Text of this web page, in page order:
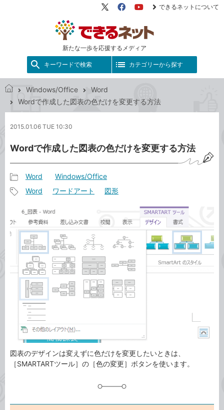
新たな一歩を応援するメディア
X（旧
FacebookYouTube
できるネットについて
キーワードで検索 カテゴリーから探す
で
ネ
ト
Windows/Office
Word
Wordで作成した図表の色だけを変更する方法
2015.01.06 TUE 10:30
Wordで作成した図表の色だけを変更する方法
事
カ
ゴ
リ
Word Windows/Office
事
Word ワードアート 図形
図表のデザインは変えずに色だけを変更したいときは、
［SMARTARTツール］の［色の変更］ボタンを使います。